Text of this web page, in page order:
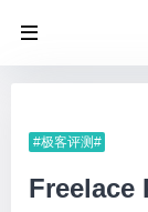
#极客评测#
Freelace